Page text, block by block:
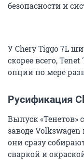
безопасности и
У Chery Tiggo 7L
скорее всего,
опции по мере
Русификация
Выпуск «Тенетов»
заводе Volkswagen
они сразу
сваркой и